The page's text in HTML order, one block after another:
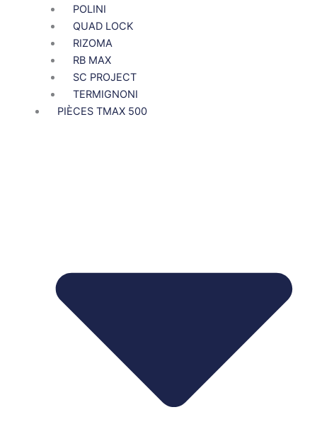
POLINI
QUAD LOCK
RIZOMA
RB MAX
SC PROJECT
TERMIGNONI
PIÈCES TMAX 500